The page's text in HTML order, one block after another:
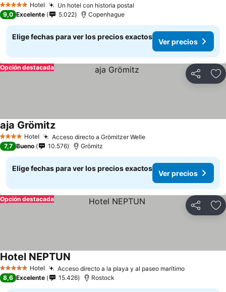
5 Estrellas Hotel Un hotel con historia postal
9,0 Excelente 5.022 Copenhague
Elige fechas para ver los precios exactos
Ver precios
Compartir
Opción destacada
4 EstrellasHotel Acceso directo a Grömitzer Welle
aja Grömitz
7,7 Bueno 10.576 Grömitz
Elige fechas para ver los precios exactos
Ver precios
Compartir
Opción destacada
5 Estrellas Hotel Acceso directo a la playa y al paseo marítimo
Hotel NEPTUN
8,6 Excelente 15.426 Rostock